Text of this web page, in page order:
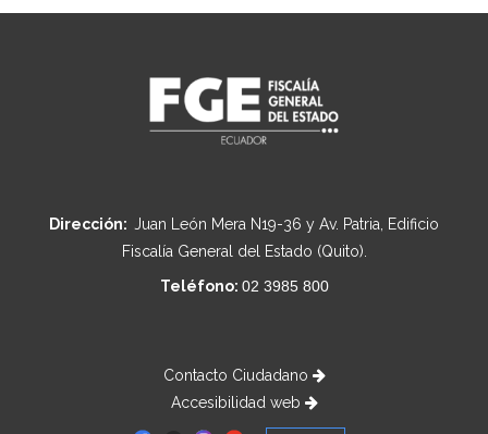
Dirección: Juan León Mera N19-36 y Av. Patria, Edificio
Fiscalía General del Estado (Quito).
Teléfono: 02 3985 800
Contacto Ciudadano
Accesibilidad web